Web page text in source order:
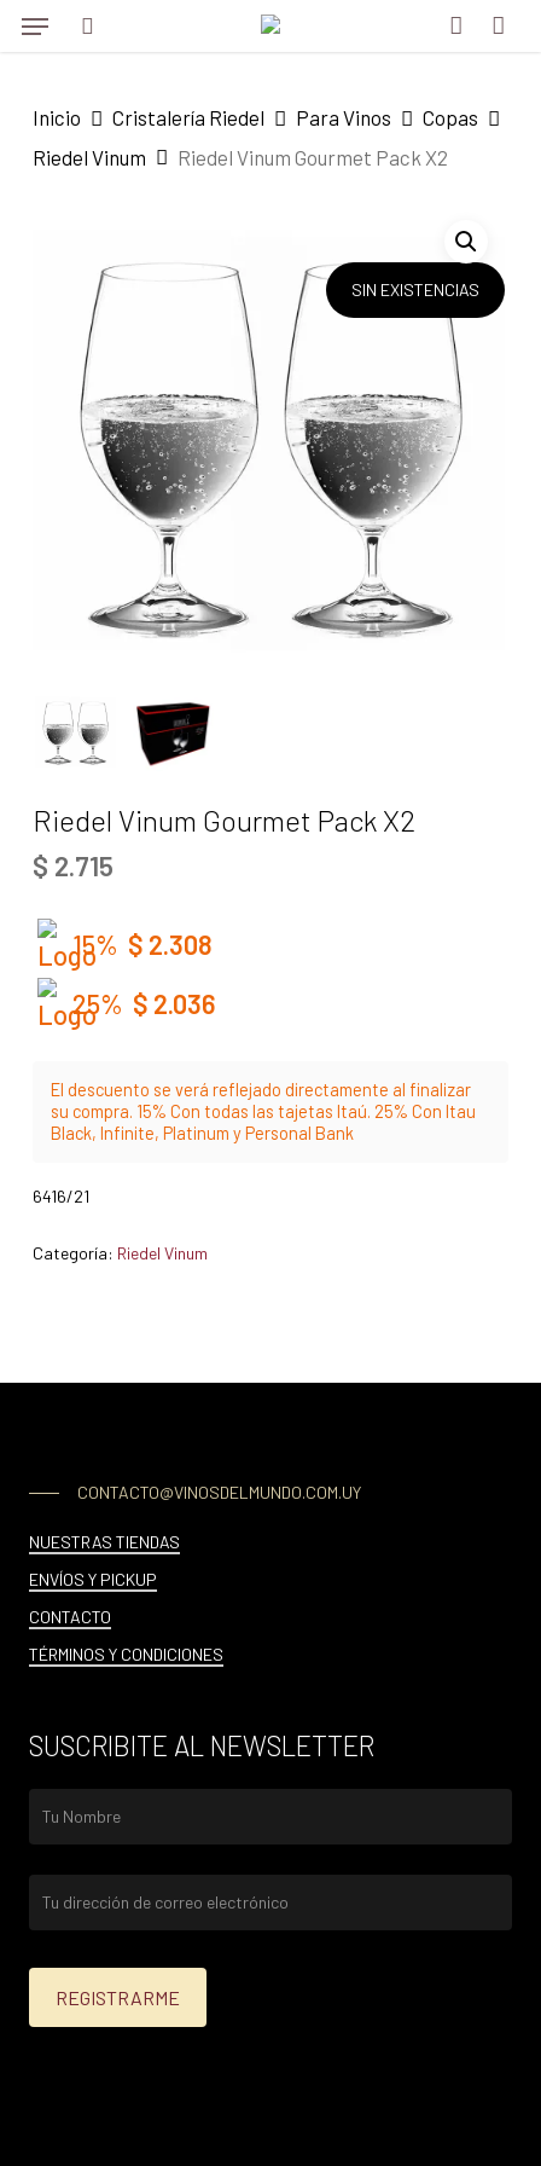
Skip
content
Menu
Inicio Cristalería Riedel Para Vinos
Copas
Riedel Vinum
Riedel Vinum Gourmet Pack X2
Riedel Vinum Gourmet Pack X2
$ 2.715
15% $ 2.308
25% $ 2.036
El descuento se verá reflejado directamente al finalizar
su compra. 15% Con todas las tajetas Itaú. 25% Con Itau
Black, Infinite, Platinum y Personal Bank
6416/21
SIN EXISTENCIAS
Categoría: Riedel Vinum
CONTACTO@VINOSDELMUNDO.COM.UY
NUESTRAS TIENDAS
ENVÍOS Y PICKUP
CONTACTO
TÉRMINOS Y CONDICIONES
SUSCRIBITE AL NEWSLETTER